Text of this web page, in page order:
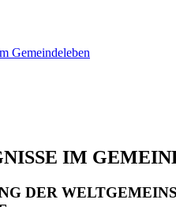
Gemeindeleben
IM
DER